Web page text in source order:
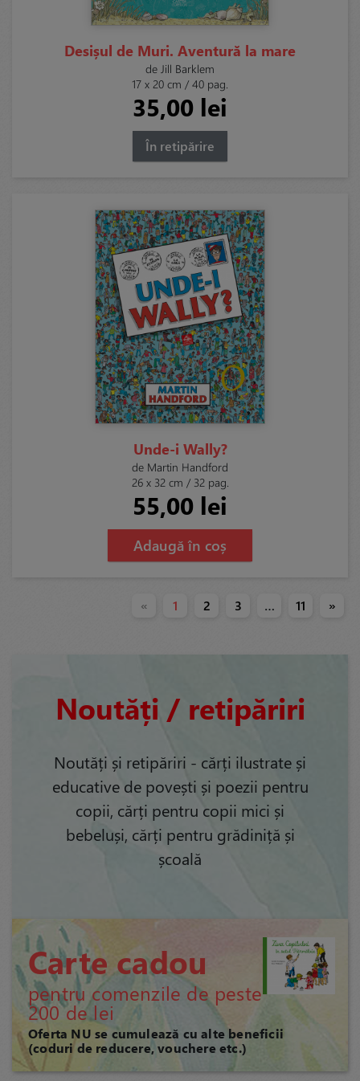
Desișul de Muri. Aventură la mare
de Jill Barklem
17 x 20 cm / 40 pag.
35,00 lei
În retipărire
Unde-i Wally?
de Martin Handford
26 x 32 cm / 32 pag.
55,00 lei
Adaugă în coș
« 1 2 3 … 11 »
Noutăți / retipăriri
Noutăți și retipăriri - cărți ilustrate și
educative de povești și poezii pentru
copii, cărți pentru copii mici și
bebeluși, cărți pentru grădiniță și
școală
Carte cadou
pentru comenzile de peste
200 de lei
Oferta NU se cumulează cu alte beneficii
(coduri de reducere, vouchere etc.)